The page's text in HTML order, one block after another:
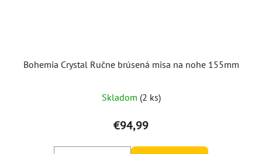
Bohemia Crystal Ručne brúsená misa na nohe 155mm
Skladom (2 ks)
€94,99